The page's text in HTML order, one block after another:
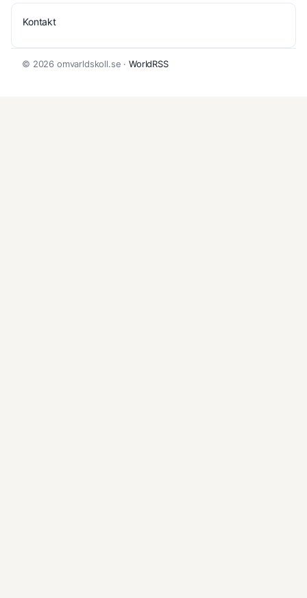
Kontakt
© 2026 omvarldskoll.se · WorldRSS